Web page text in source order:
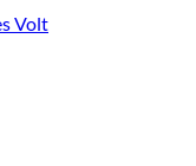
se ajuste a tu rutina.
que disfrutes de
se adapta mejor a ti.
o extractor que
por
Volt